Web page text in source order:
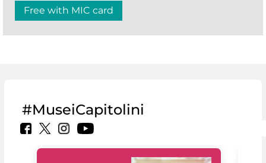
Free with MIC card
#MuseiCapitolini